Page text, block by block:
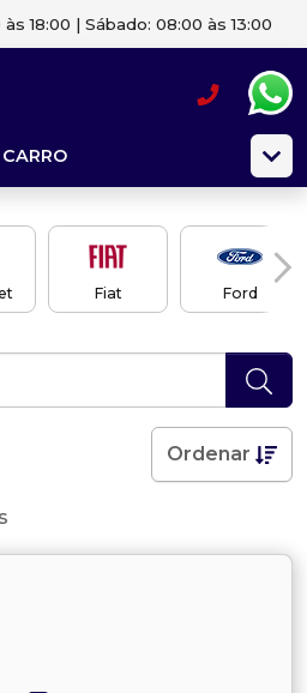
18:00 | Sábado: 08:00 às 13:00
Fiat Ford
Ordenar